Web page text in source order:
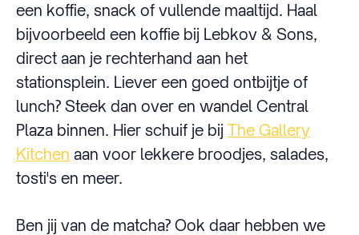
een koffie, snack of vullende maaltijd. Haal
bijvoorbeeld een koffie bij Lebkov & Sons,
direct aan je rechterhand aan het
stationsplein. Liever een goed ontbijtje of
lunch? Steek dan over en wandel Central
Plaza binnen. Hier schuif je bij The Gallery
Kitchen aan voor lekkere broodjes, salades,
tosti's en meer.
Ben jij van de matcha? Ook daar hebben we